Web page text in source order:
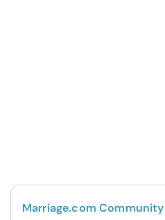
Marriage.com Community